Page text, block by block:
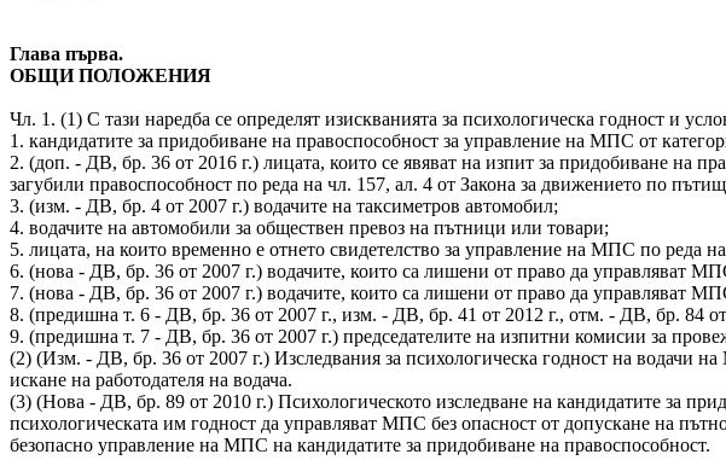
Глава първа.
ОБЩИ ПОЛОЖЕНИЯ
Чл. 1. (1) С тази наредба се определят изискванията за психологическа годност и
1. кандидатите за придобиване на правоспособност за управление на МПС от
2. (доп. - ДВ, бр. 36 от 2016 г.) лицата, които се явяват на изпит за придобиване на
загубили правоспособност по реда на чл. 157, ал. 4 от Закона за движението по
3. (изм. - ДВ, бр. 4 от 2007 г.) водачите на таксиметров автомобил;
4. водачите на автомобили за обществен превоз на пътници или товари;
5. лицата, на които временно е отнето свидетелство за управление на МПС по реда
6. (нова - ДВ, бр. 36 от 2007 г.) водачите, които са лишени от право да управляват
7. (нова - ДВ, бр. 36 от 2007 г.) водачите, които са лишени от право да управляват
8. (предишна т. 6 - ДВ, бр. 36 от 2007 г., изм. - ДВ, бр. 41 от 2012 г., отм. - ДВ, бр. 84 от
9. (предишна т. 7 - ДВ, бр. 36 от 2007 г.) председателите на изпитни комисии за
(2) (Изм. - ДВ, бр. 36 от 2007 г.) Изследвания за психологическа годност на водачи
искане на работодателя на водача.
(3) (Нова - ДВ, бр. 89 от 2010 г.) Психологическото изследване на кандидатите за
психологическата им годност да управляват МПС без опасност от допускане на
безопасно управление на МПС на кандидатите за придобиване на правоспособност.